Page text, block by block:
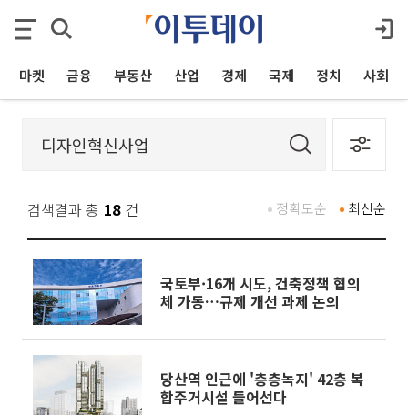
마켓 금융 부동산 산업 경제 국제 정치 사회
검색결과 총 18 건 최신순
정확도순
국토부·16개 시도, 건축정책 협의
체 가동…규제 개선 과제 논의
당산역 인근에 '층층녹지' 42층 복
합주거시설 들어선다